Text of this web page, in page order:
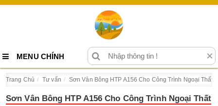
MENU CHÍNH ×
Trang Chủ Tư vấn Sơn Vân Bông HTP A156 Cho Công Trình Ngoại Thất
Sơn Vân Bông HTP A156 Cho Công Trình Ngoại Thất